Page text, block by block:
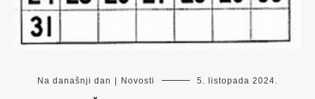
Na današnji dan Novosti 5. listopada 2024.